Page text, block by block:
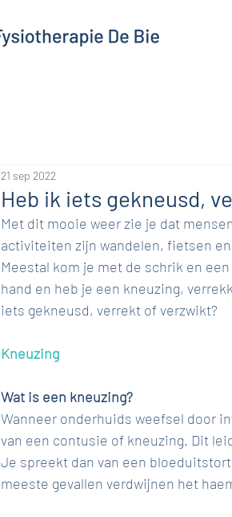
Heb ik iets gekneusd,
21 sep 2022
Met dit mooie weer zie je dat
activiteiten zijn wandelen, fietsen
Meestal kom je met de schrik en
hand en heb je een kneuzing,
iets gekneusd, verrekt of verzwikt?
Kneuzing
Wat is een kneuzing?
Wanneer onderhuids weefsel door
van een contusie of kneuzing. Dit
Je spreekt dan van een
meeste gevallen verdwijnen het